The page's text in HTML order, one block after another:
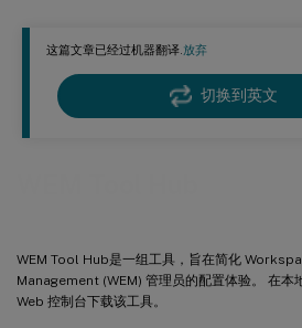
这篇文章已经过机器翻译.放弃
切换到英文
WEM Tool Hub是一组工具，旨在简化
Management (WEM) 管理员的配置体验。 在本
Web 控制台下载该工具。
配置文件迁移工具
应用程序访问控制规则生成器
添加本地应用程序以便快速访问